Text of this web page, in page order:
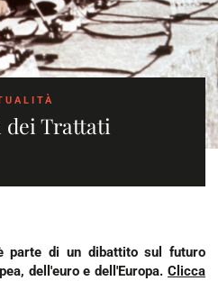
dei Trattati
parte di un dibattito sul futuro
dell'euro e dell'Europa. Clicca